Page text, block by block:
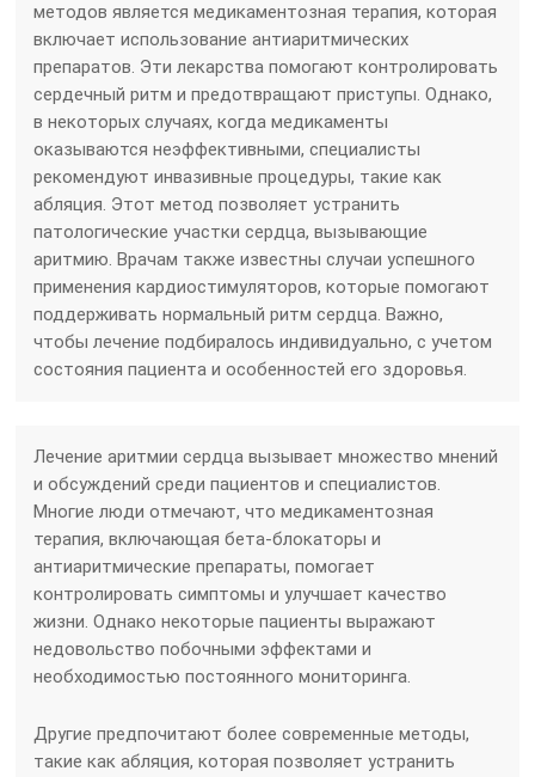
методов является медикаментозная терапия, которая
включает использование антиаритмических
препаратов. Эти лекарства помогают контролировать
сердечный ритм и предотвращают приступы. Однако,
в некоторых случаях, когда медикаменты
оказываются неэффективными, специалисты
рекомендуют инвазивные процедуры, такие как
абляция. Этот метод позволяет устранить
патологические участки сердца, вызывающие
аритмию. Врачам также известны случаи успешного
применения кардиостимуляторов, которые помогают
поддерживать нормальный ритм сердца. Важно,
чтобы лечение подбиралось индивидуально, с учетом
состояния пациента и особенностей его здоровья.
Лечение аритмии сердца вызывает множество мнений
и обсуждений среди пациентов и специалистов.
Многие люди отмечают, что медикаментозная
терапия, включающая бета-блокаторы и
антиаритмические препараты, помогает
контролировать симптомы и улучшает качество
жизни. Однако некоторые пациенты выражают
недовольство побочными эффектами и
необходимостью постоянного мониторинга.
Другие предпочитают более современные методы,
такие как абляция, которая позволяет устранить